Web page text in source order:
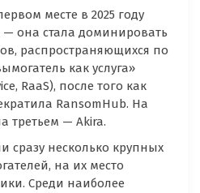
месте в 2025 году
— она стала доминировать
распространяющихся по
как услуга»
RaaS), после того как
RansomHub. На
третьем — Akira.
сразу несколько крупных
на их место
Среди наиболее